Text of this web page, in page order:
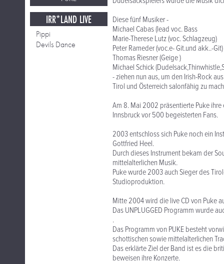
IRR*LAND LIVE
Pippi
Devils Dance
Diese fünf Musiker -
Michael Cabas (lead voc. Bass
Marie-Therese Lutz (voc. Schlagzeug)
Peter Rameder (voc.e- Git.und akk..-Git)
Thomas Riesner (Geige )
Michael Schick
- ziehen nun aus, um den Irish-Rock
Tirol und Österreich salonfähig zu
Am 8. Mai 2002 präsentierte Puke ihre
Innsbruck vor 500 begeisterten Fans.
2003 entschloss sich Puke noch ein
Gottfried Heel.
Durch dieses Instrument bekam der
mittelalterlichen Musik.
Puke wurde 2003 auch Sieger des
Studioproduktion.
Mitte 2004 wird die live CD von Puke
Das UNPLUGGED Programm wurde
.
Das Programm von PUKE besteht
schottischen sowie mittelalterlichen
Das erklärte Ziel der Band ist es die
beweisen ihre Konzerte.